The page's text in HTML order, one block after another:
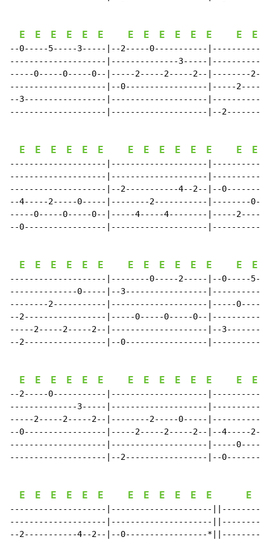
E E E E E E E E E E E E E E
--0-----5-----3-----|--2-----0-----------
--------------------|--------------3-----
-----0-----0-----0--|-----2-----2-----2--|--------
--------------------|--0-----------------|-----2-----
--3-----------------|--------------------
--------------------|--------------------|--
E E E E E E E E E E E E E E
--------------------|--------------------
--------------------|--------------------
--------------------|--2-----------4--2--|--
--4-----2-----0-----|--------2-----------|--------
-----0-----0-----0--|-----4-----4--------|-----2-----
--0-----------------|--------------------
E E E E E E E E E E E E E E
--------------------|--------0-----2-----|--0-----
--------------0-----|--3-----------------
--------2-----------|--------------------|-----0-----
--2-----------------|-----0-----0-----0--
-----2-----2-----2--|--------------------|--
--2-----------------|--0-----------------
E E E E E E E E E E E E E E
--2-----0-----------|--------------------
--------------3-----|--------------------
-----2-----2-----2--|--------2-----0-----
--0-----------------|-----2-----2-----2--|--4-----
--------------------|--------------------|-----0-----
--------------------|--2-----------------|--
E E E E E E E E E E E E E
--------------------|---------------------
--------------------|---------------------
--2-----------4--2--|--0-----------------*||--------